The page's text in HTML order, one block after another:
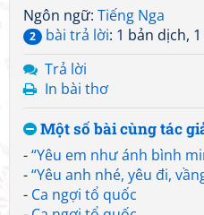
Ngôn ngữ: Tiếng Nga
2 bài trả lời: 1 bản dịch,
Trả lời
In bài thơ
Một số bài cùng tác
-“Yêu em như ánh bình
-“Yêu anh nhé, yêu đi,
- Ca ngợi tổ quốc